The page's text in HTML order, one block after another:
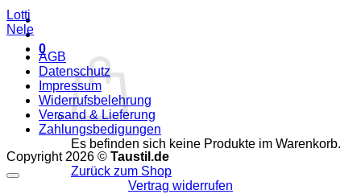
0
Es befinden sich keine Produkte im Warenkorb.
Zurück zum Shop
Lotti
Nele
AGB
Datenschutz
Impressum
Widerrufsbelehrung
Versand & Lieferung
Zahlungsbedigungen
Copyright 2026 © Taustil.de
Vertrag widerrufen